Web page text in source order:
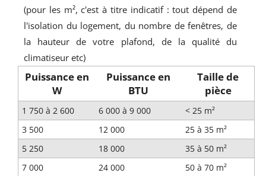
(pour les m², c'est à titre indicatif : tout dépend de
l'isolation du logement, du nombre de fenêtres, de
la hauteur de votre plafond, de la qualité du
climatiseur etc)
Puissance en
W
Puissance en
BTU
Taille de
pièce
1 750 à 2 600 6 000 à 9 000
< 25 m²
3 500
12 000
25 à 35 m²
5 250
18 000
35 à 50 m²
7 000
24 000
50 à 70 m²